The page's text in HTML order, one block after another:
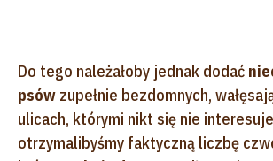
Do tego należałoby jednak dodać
psów zupełnie bezdomnych,
ulicach, którymi nikt się nie
otrzymalibyśmy faktyczną liczbę